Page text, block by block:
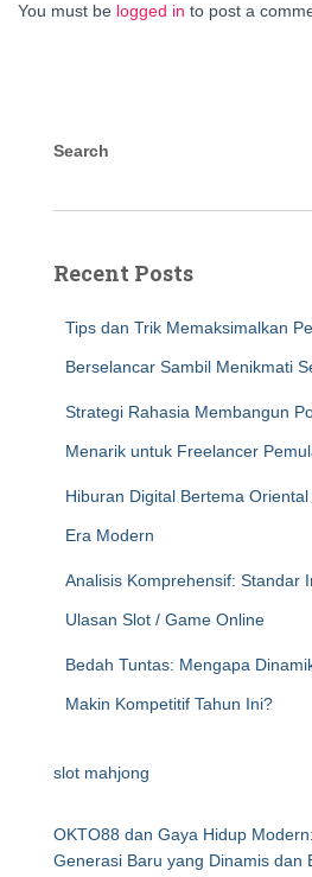
You must be logged in to post a
Search
Recent Posts
Tips dan Trik Memaksimalkan
Berselancar Sambil Menikmati
Strategi Rahasia Membangun
Menarik untuk Freelancer
Hiburan Digital Bertema
Era Modern
Analisis Komprehensif: Standar
Ulasan Slot / Game Online
Bedah Tuntas: Mengapa
Makin Kompetitif Tahun Ini?
slot mahjong
OKTO88 dan Gaya Hidup
Generasi Baru yang Dinamis dan